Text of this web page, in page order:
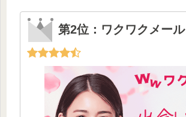
第2位：ワクワクメール